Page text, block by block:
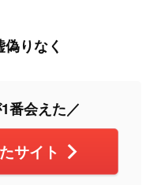
りなく
番会えた／
サイト